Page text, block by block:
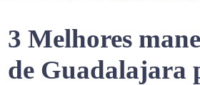
3 Melhores
de Guadalajara